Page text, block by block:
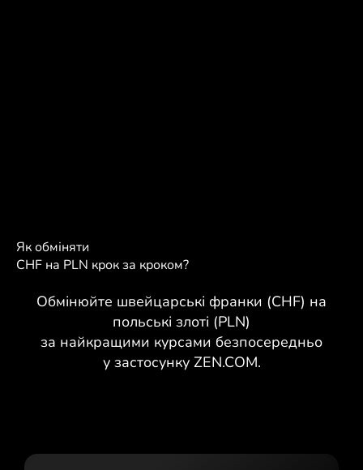
Як обміняти
CHF на PLN крок за кроком?
Обмінюйте швейцарські франки (CHF) на
польські злоті (PLN)
за найкращими курсами безпосередньо
у застосунку ZEN.COM.